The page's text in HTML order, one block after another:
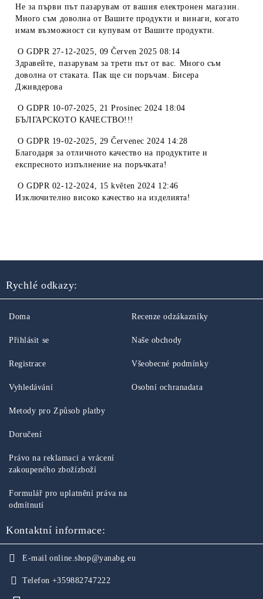
Не за първи път пазарувам от вашия електронен магазин.
Много съм доволна от Вашите продукти и винаги, когато
имам възможност си купувам от Вашите продукти.
OGDPR 27-12-2025, 09 Červen 2025 08:14
Здравейте, пазарувам за трети път от вас. Много съм
доволна от стаката. Пак ще си поръчам. Бисера
Дживдерова
OGDPR 10-07-2025, 21 Prosinec 2024 18:04
БЪЛГАРСКОТО КАЧЕСТВО!!!
OGDPR 19-02-2025, 29 Červenec 2024 14:28
Благодаря за отличното качество на продуктите и
експресното изпълнение на поръчката!
OGDPR 02-12-2024, 15 květen 2024 12:46
Изключително високо качество на изделията!
Rychlé odkazy:
Doma
Přihlásit se
Registrace
Vyhledávání
Recenze odzákazníky
Naše obchody
Všeobecné podmínky
Osobní ochranadata
Metody pro Způsob platby
Doručení
Právo na reklamaci a vrácení
zakoupeného zbožízboží
Formulář pro uplatnění práva na
odmítnutí
Kontaktní informace:
E-mail online.shop@yanabg.eu
Telefon +359882747222